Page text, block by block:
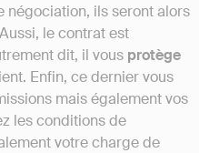
négociation, ils seront alors
le contrat est
dit, il vous protège
Enfin, ce dernier vous
mais également vos
les conditions de
votre charge de